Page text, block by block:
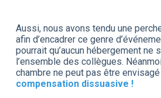
Aussi, nous avons tendu une
afin d’encadrer ce genre
pourrait qu’aucun hébergement ne
l’ensemble des collègues.
chambre ne peut pas être envisagé
compensation dissuasive !